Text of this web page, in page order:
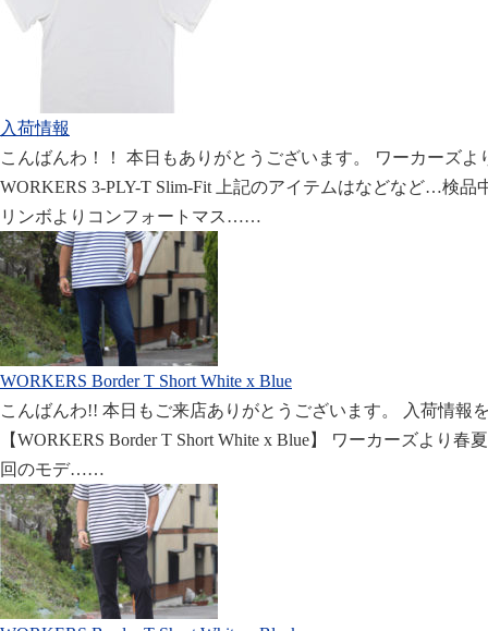
入荷情報
こんばんわ！！ 本日もありがとうございます。 ワーカーズ
WORKERS 3-PLY-T Slim-Fit 上記のアイテムはなどなど…検品
リンボよりコンフォートマス……
WORKERS Border T Short White x Blue
こんばんわ!! 本日もご来店ありがとうございます。 入荷情報
【WORKERS Border T Short White x Blue】 ワーカーズより
回のモデ……